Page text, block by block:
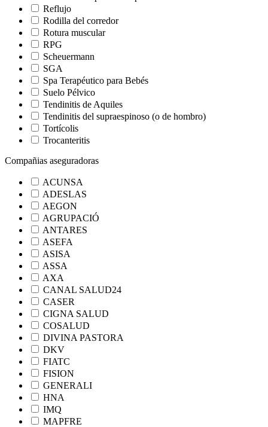
Reflujo
Rodilla del corredor
Rotura muscular
RPG
Scheuermann
SGA
Spa Terapéutico para Bebés
Suelo Pélvico
Tendinitis de Aquiles
Tendinitis del supraespinoso (o de hombro)
Tortícolis
Trocanteritis
Compañias aseguradoras
ACUNSA
ADESLAS
AEGON
AGRUPACIÓ
ANTARES
ASEFA
ASISA
ASSA
AXA
CANAL SALUD24
CASER
CIGNA SALUD
COSALUD
DIVINA PASTORA
DKV
FIATC
FISION
GENERALI
HNA
IMQ
MAPFRE